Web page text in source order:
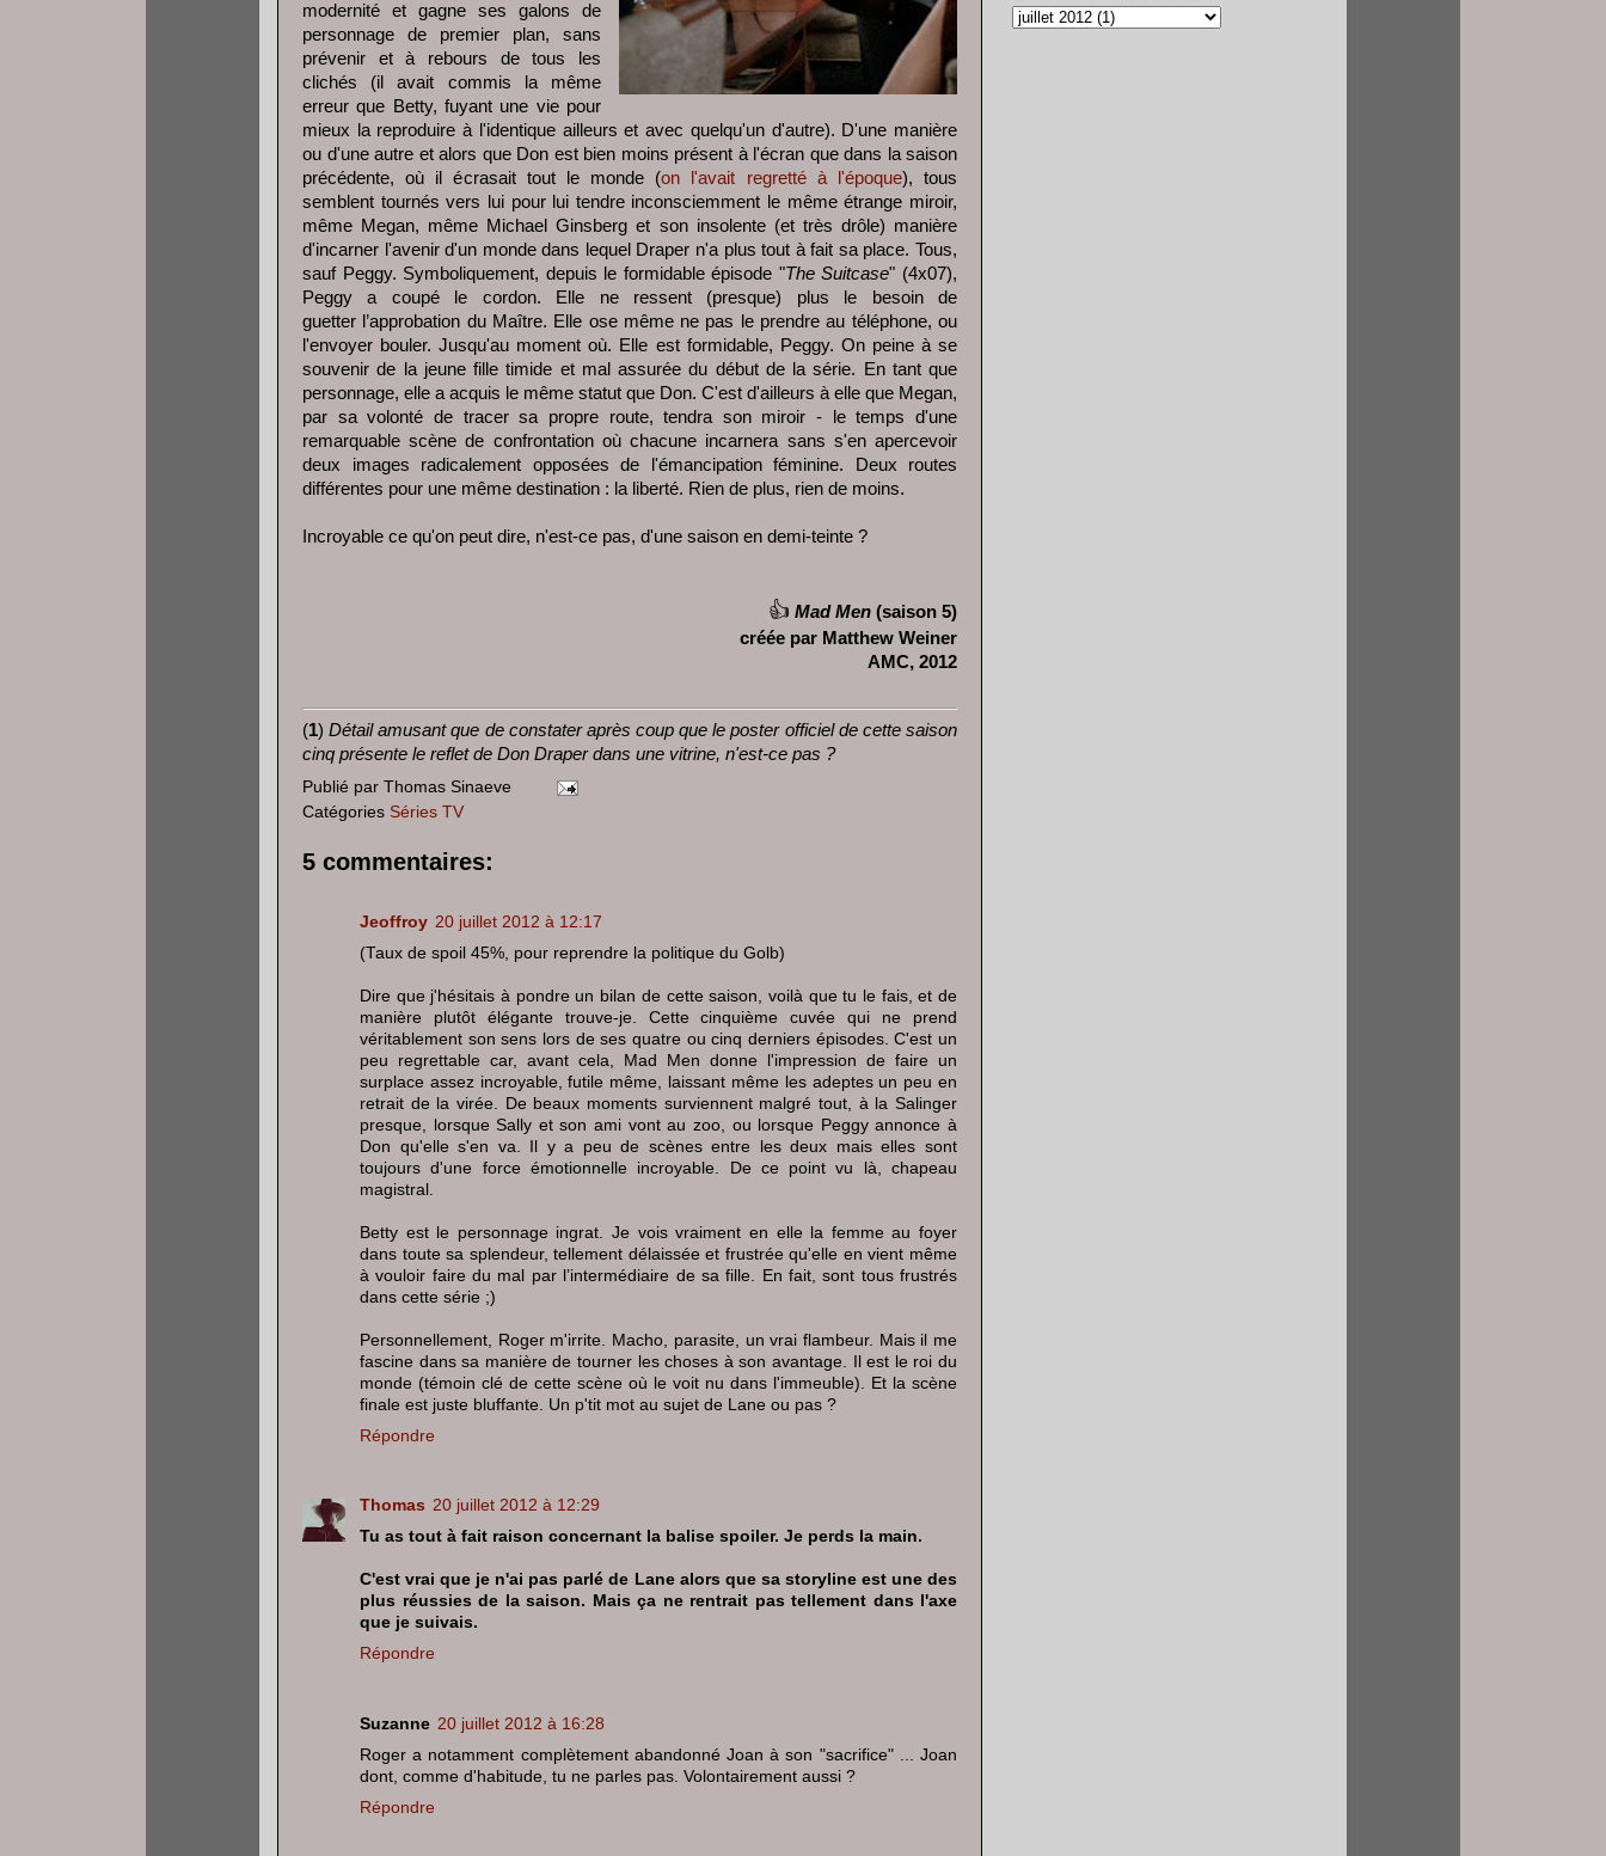
modernité et gagne ses galons de
personnage de premier plan, sans
prévenir et à rebours de tous les
clichés (il avait commis la même
erreur que Betty, fuyant une vie pour
mieux la reproduire à l'identique ailleurs et avec quelqu'un d'autre). D'une manière
ou d'une autre et alors que Don est bien moins présent à l'écran que dans la saison
précédente, où il écrasait tout le monde (on l'avait regretté à l'époque), tous
semblent tournés vers lui pour lui tendre inconsciemment le même étrange miroir,
même Megan, même Michael Ginsberg et son insolente (et très drôle) manière
d'incarner l'avenir d'un monde dans lequel Draper n'a plus tout à fait sa place. Tous,
sauf Peggy. Symboliquement, depuis le formidable épisode "The Suitcase" (4x07),
Peggy a coupé le cordon. Elle ne ressent (presque) plus le besoin de
guetter l’approbation du Maître. Elle ose même ne pas le prendre au téléphone, ou
l'envoyer bouler. Jusqu'au moment où. Elle est formidable, Peggy. On peine à se
souvenir de la jeune fille timide et mal assurée du début de la série. En tant que
personnage, elle a acquis le même statut que Don. C'est d'ailleurs à elle que Megan,
par sa volonté de tracer sa propre route, tendra son miroir - le temps d'une
remarquable scène de confrontation où chacune incarnera sans s'en apercevoir
deux images radicalement opposées de l'émancipation féminine. Deux routes
différentes pour une même destination : la liberté. Rien de plus, rien de moins.
Incroyable ce qu'on peut dire, n'est-ce pas, d'une saison en demi-teinte ?
👍 Mad Men (saison 5)
créée par Matthew Weiner
AMC, 2012
(1)Détail amusant que de constater après coup que le poster officiel de cette saison
cinq présente le reflet de Don Draper dans une vitrine, n'est-ce pas ?
Publié par Thomas Sinaeve
Catégories Séries TV
5 commentaires:
Jeoffroy 20 juillet 2012 à 12:17
(Taux de spoil 45%, pour reprendre la politique du Golb)
Dire que j'hésitais à pondre un bilan de cette saison, voilà que tu le fais, et de
manière plutôt élégante trouve-je. Cette cinquième cuvée qui ne prend
véritablement son sens lors de ses quatre ou cinq derniers épisodes. C'est un
peu regrettable car, avant cela, Mad Men donne l'impression de faire un
surplace assez incroyable, futile même, laissant même les adeptes un peu en
retrait de la virée. De beaux moments surviennent malgré tout, à la Salinger
presque, lorsque Sally et son ami vont au zoo, ou lorsque Peggy annonce à
Don qu'elle s'en va. Il y a peu de scènes entre les deux mais elles sont
toujours d'une force émotionnelle incroyable. De ce point vu là, chapeau
magistral.
Betty est le personnage ingrat. Je vois vraiment en elle la femme au foyer
dans toute sa splendeur, tellement délaissée et frustrée qu'elle en vient même
à vouloir faire du mal par l’intermédiaire de sa fille. En fait, sont tous frustrés
dans cette série ;)
Personnellement, Roger m'irrite. Macho, parasite, un vrai flambeur. Mais il me
fascine dans sa manière de tourner les choses à son avantage. Il est le roi du
monde (témoin clé de cette scène où le voit nu dans l'immeuble). Et la scène
finale est juste bluffante. Un p'tit mot au sujet de Lane ou pas ?
Répondre
Thomas 20 juillet 2012 à 12:29
Tu as tout à fait raison concernant la balise spoiler. Je perds la main.
C'est vrai que je n'ai pas parlé de Lane alors que sa storyline est une des
plus réussies de la saison. Mais ça ne rentrait pas tellement dans l'axe
que je suivais.
Répondre
Suzanne 20 juillet 2012 à 16:28
Roger a notamment complètement abandonné Joan à son "sacrifice" ... Joan
dont, comme d'habitude, tu ne parles pas. Volontairement aussi ?
Répondre